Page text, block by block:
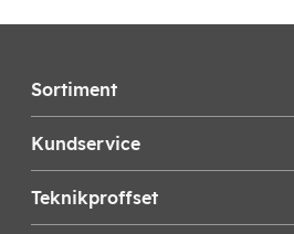
Sortiment
Kundservice
Teknikproffset